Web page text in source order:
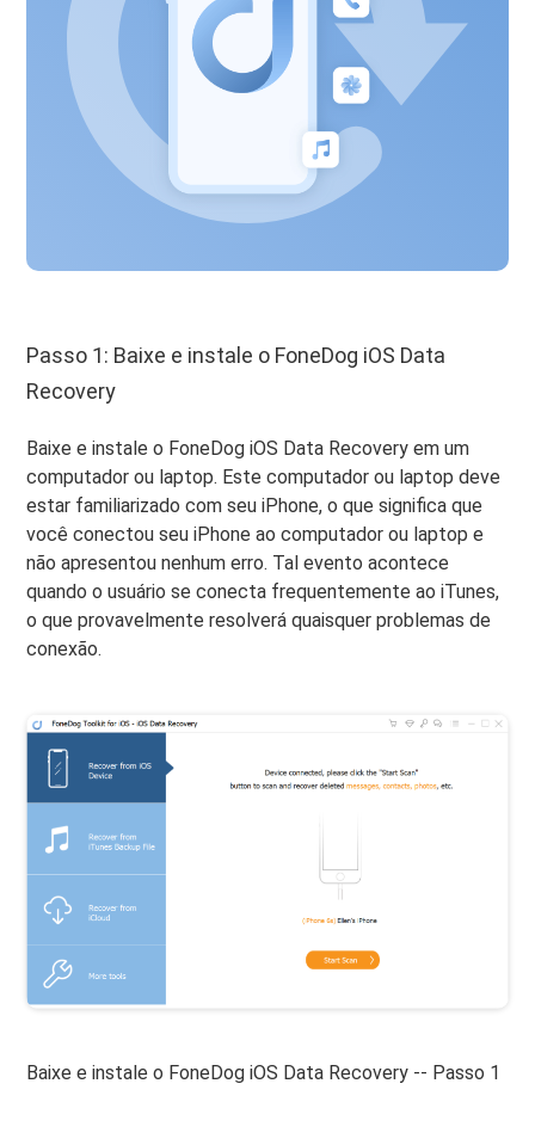
Passo 1: Baixe e instale o FoneDog iOS Data
Recovery
Baixe e instale o FoneDog iOS Data Recovery em um
computador ou laptop. Este computador ou laptop deve
estar familiarizado com seu iPhone, o que significa que
você conectou seu iPhone ao computador ou laptop e
não apresentou nenhum erro. Tal evento acontece
quando o usuário se conecta frequentemente ao iTunes,
o que provavelmente resolverá quaisquer problemas de
conexão.
Baixe e instale o FoneDog iOS Data Recovery -- Passo 1